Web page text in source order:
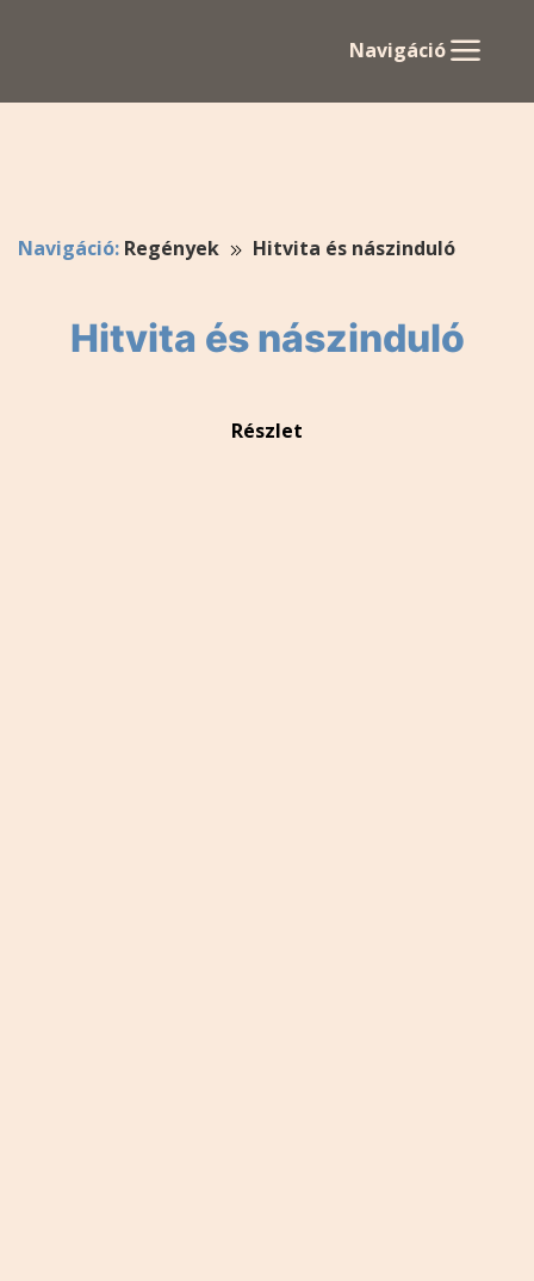
Navigáció
Navigáció: Regények Hitvita és nászinduló
Hitvita és nászinduló
Részlet